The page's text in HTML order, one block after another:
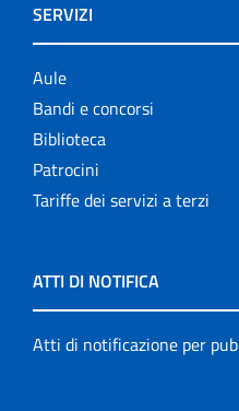
SERVIZI
Aule
Bandi e concorsi
Biblioteca
Patrocini
Tariffe dei servizi a terzi
ATTI DI NOTIFICA
Atti di notificazione per